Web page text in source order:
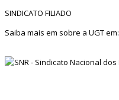
SINDICATO FILIADO
Saiba mais em sobre a UGT em: